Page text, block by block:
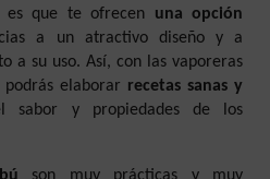
es que te ofrecen una opción
a un atractivo diseño y a
a su uso. Así, con las vaporeras
elaborar recetas sanas y
sabor y propiedades de los